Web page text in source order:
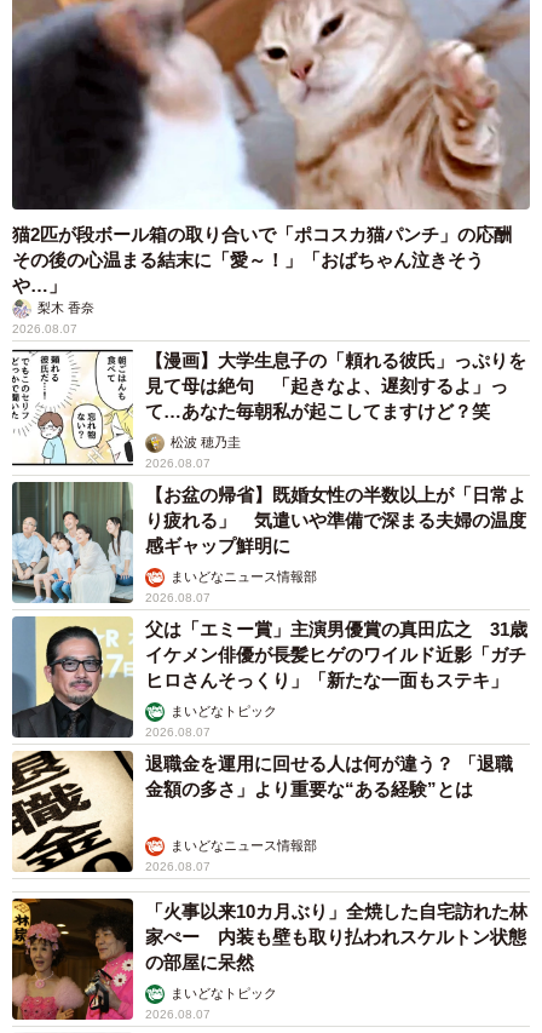
猫2匹が段ボール箱の取り合いで「ポコスカ猫パンチ」の応酬
その後の心温まる結末に「愛～！」「おばちゃん泣きそう
や…」
梨木 香奈
2026.08.07
【漫画】大学生息子の「頼れる彼氏」っぷりを
見て母は絶句 「起きなよ、遅刻するよ」っ
て…あなた毎朝私が起こしてますけど？笑
松波 穂乃圭
2026.08.07
【お盆の帰省】既婚女性の半数以上が「日常よ
り疲れる」 気遣いや準備で深まる夫婦の温度
感ギャップ鮮明に
まいどなニュース情報部
2026.08.07
父は「エミー賞」主演男優賞の真田広之 31歳
イケメン俳優が長髪ヒゲのワイルド近影「ガチ
ヒロさんそっくり」「新たな一面もステキ」
まいどなトピック
2026.08.07
退職金を運用に回せる人は何が違う？ 「退職
金額の多さ」より重要な“ある経験”とは
まいどなニュース情報部
2026.08.07
「火事以来10カ月ぶり」全焼した自宅訪れた林
家ぺー 内装も壁も取り払われスケルトン状態
の部屋に呆然
まいどなトピック
2026.08.07